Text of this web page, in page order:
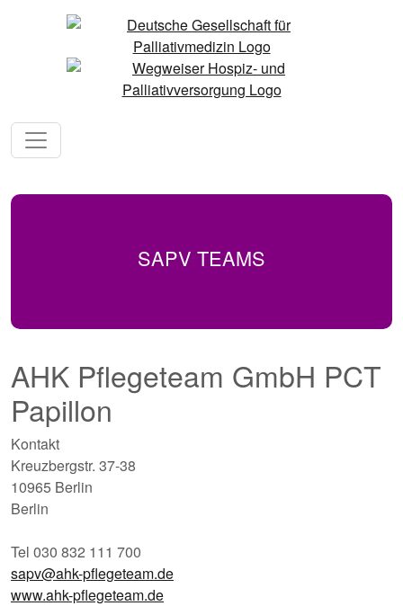
SAPV TEAMS
AHK Pflegeteam GmbH PCT
Papillon
Kontakt
Kreuzbergstr. 37-38
10965 Berlin
Berlin
Tel 030 832 111 700
sapv@ahk-pflegeteam.de
www.ahk-pflegeteam.de